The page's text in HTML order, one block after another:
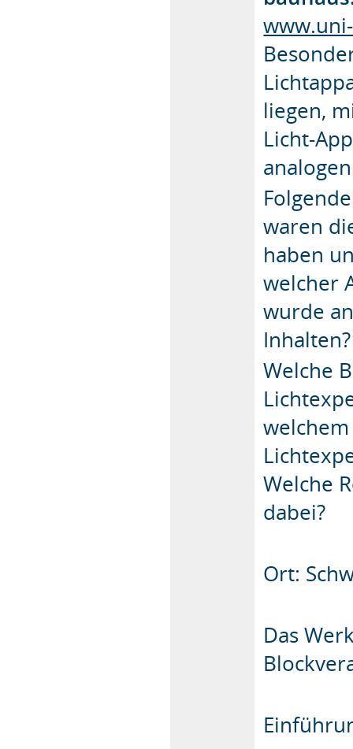
liegen,
Licht-
waren
haben
welcher
wurde
Inhalten?
Welche
Welche
dabei?
Ort:
Das